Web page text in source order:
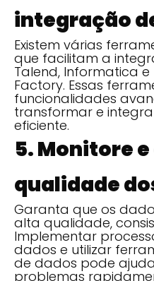
integração
Existem várias
que facilitam a
Talend, Informatica
Factory. Essas
funcionalidades
transformar e
eficiente.
5. Monitore
qualidade
Garanta que os
alta qualidade,
Implementar
dados e utilizar
de dados pode
problemas